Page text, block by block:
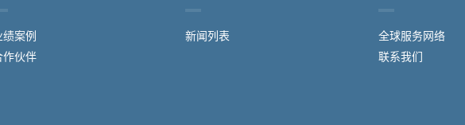
绩案例
作伙伴
新闻列表
全球服务网络
联系我们